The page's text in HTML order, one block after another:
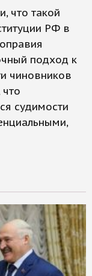
что такой
РФ в
подход к
чиновников
судимости